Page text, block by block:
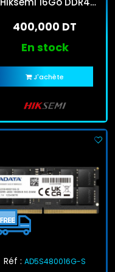
400,000 DT
En stock
J'achète
Réf : AD5S480016G-S